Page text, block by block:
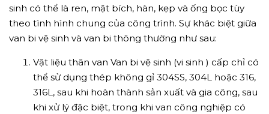
sinh có thể là ren, mặt bích, hàn, kẹp và ống bọc tùy
theo tình hình chung của công trình. Sự khác biệt giữa
van bi vệ sinh và van bi thông thường như sau:
Vật liệu thân van Van bi vệ sinh (vi sinh ) cấp chỉ có
thể sử dụng thép không gỉ 304SS, 304L hoặc 316,
316L, sau khi hoàn thành sản xuất và gia công, sau
khi xử lý đặc biệt, trong khi van công nghiệp có